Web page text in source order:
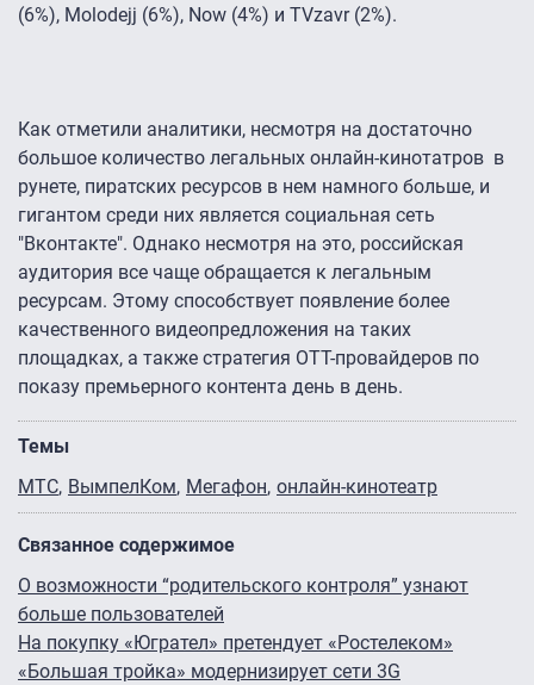
(6%), Molodejj (6%), Now (4%) и TVzavr (2%).
Как отметили аналитики, несмотря на достаточно
большое количество легальных онлайн-кинотатров в
рунете, пиратских ресурсов в нем намного больше, и
гигантом среди них является социальная сеть
"Вконтакте". Однако несмотря на это, российская
аудитория все чаще обращается к легальным
ресурсам. Этому способствует появление более
качественного видеопредложения на таких
площадках, а также стратегия OTT-провайдеров по
показу премьерного контента день в день.
Темы
МТС ВымпелКом Мегафон онлайн-кинотеатр
Связанное содержимое
О возможности “родительского контроля” узнают
больше пользователей
На покупку «Югрател» претендует «Ростелеком»
«Большая тройка» модернизирует сети 3G